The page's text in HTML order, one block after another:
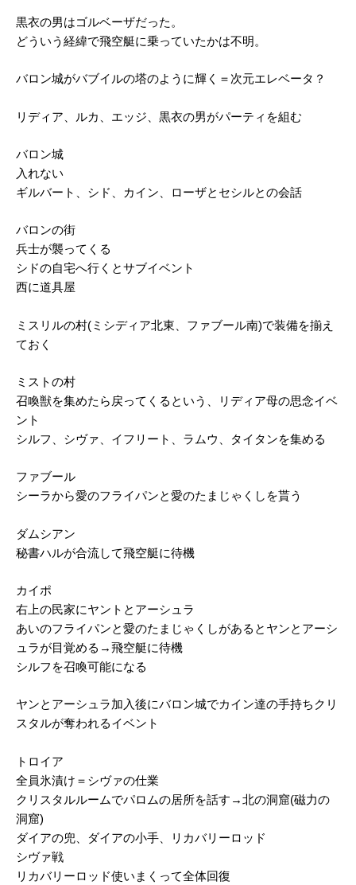
黒衣の男はゴルベーザだった。
どういう経緯で飛空艇に乗っていたかは不明。
バロン城がバブイルの塔のように輝く＝次元エレベータ？
リディア、ルカ、エッジ、黒衣の男がパーティを組む
バロン城
入れない
ギルバート、シド、カイン、ローザとセシルとの会話
バロンの街
兵士が襲ってくる
シドの自宅へ行くとサブイベント
西に道具屋
ミスリルの村(ミシディア北東、ファブール南)で装備を揃え
ておく
ミストの村
召喚獣を集めたら戻ってくるという、リディア母の思念イベ
ント
シルフ、シヴァ、イフリート、ラムウ、タイタンを集める
ファブール
シーラから愛のフライパンと愛のたまじゃくしを貰う
ダムシアン
秘書ハルが合流して飛空艇に待機
カイポ
右上の民家にヤントとアーシュラ
あいのフライパンと愛のたまじゃくしがあるとヤンとアーシ
ュラが目覚める→飛空艇に待機
シルフを召喚可能になる
ヤンとアーシュラ加入後にバロン城でカイン達の手持ちクリ
スタルが奪われるイベント
トロイア
全員氷漬け＝シヴァの仕業
クリスタルルームでパロムの居所を話す→北の洞窟(磁力の
洞窟)
ダイアの兜、ダイアの小手、リカバリーロッド
シヴァ戦
リカバリーロッド使いまくって全体回復